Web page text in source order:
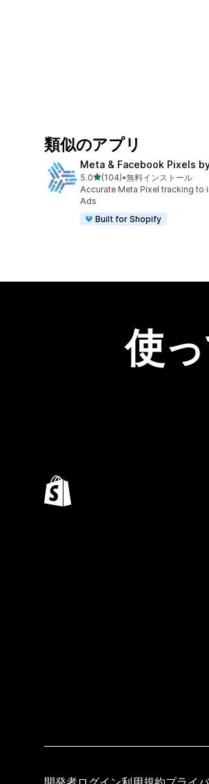
類似のアプリ
Meta & Facebook Pixels
5.05つ星中
(104)
合計レビュー数：104件
•無料インストール
Accurate Meta Pixel tracking to
Ads
Built for Shopify
使